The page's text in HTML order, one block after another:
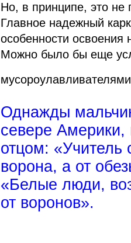
Но, в принципе, это не
Главное надежный
особенности освоения
Можно было бы еще
Однажды
севере
отцом: «Учитель
ворона, а от
«Белые люди,
от воронов».